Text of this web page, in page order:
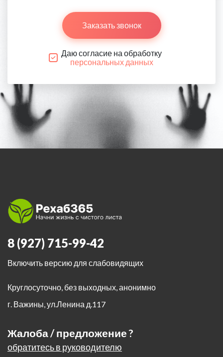
Заказать звонок
Даю согласие на обработку
персональных данных
8 (927) 715-99-42
Включить версию для слабовидящих
Круглосуточно, без выходных, анонимно
г. Важины,ул.Ленина д.117
Жалоба / предложение ?
обратитесь в руководителю